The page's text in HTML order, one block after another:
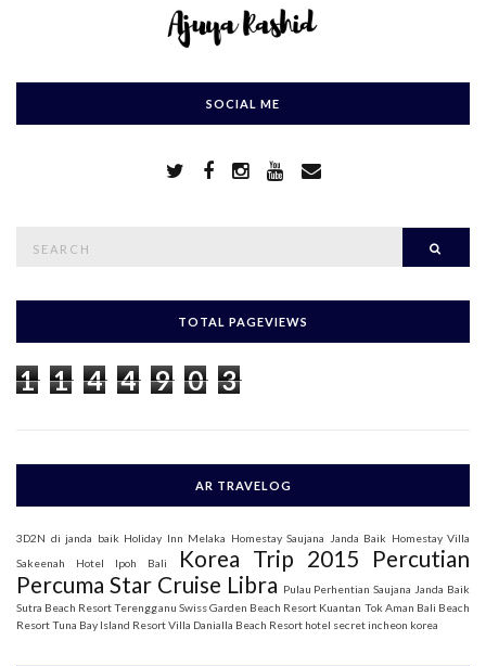
SOCIAL ME
c
f
r
:
TOTAL PAGEVIEWS
1 1 4 4 9 0 3
AR TRAVELOG
3D2N di janda baik Holiday Inn Melaka Homestay Saujana Janda Baik Homestay Villa
Sakeenah
Hotel Ipoh Bali Korea Trip 2015 Percutian
Percuma Star Cruise Libra Pulau Perhentian Saujana Janda Baik
Sutra Beach Resort Terengganu Swiss Garden Beach Resort Kuantan Tok Aman Bali Beach
ResortTuna Bay Island ResortVilla Danialla Beach Resort hotel secret incheon korea